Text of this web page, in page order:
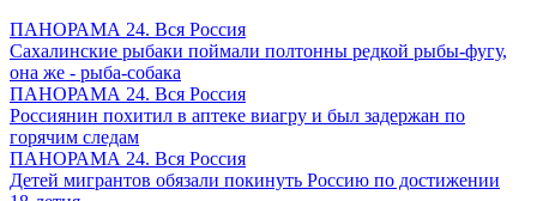
ПАНОРАМА 24. Вся Россия
Сахалинские рыбаки поймали полтонны редкой рыбы-фугу,
она же - рыба-собака
ПАНОРАМА 24. Вся Россия
Россиянин похитил в аптеке виагру и был задержан по
горячим следам
ПАНОРАМА 24. Вся Россия
Детей мигрантов обязали покинуть Россию по достижении